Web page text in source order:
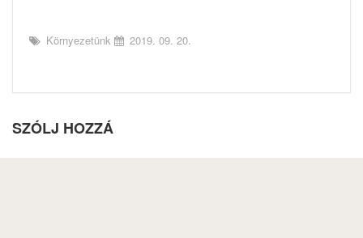
Környezetünk 2019. 09. 20.
SZÓLJ HOZZÁ